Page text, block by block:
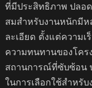
ที่มีประสิทธิภาพ ปลอ
สมสําหรับงานหนักมี
ละเอียด ตั้งแต่ความเ
ความทนทานของโคร
สถานการณ์ที่ซับซ้อน
ในการเลือกใช้สำหรั